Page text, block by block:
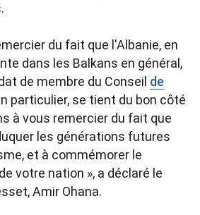
du fait que l'Albanie, en
dans les Balkans en général,
de membre du Conseil de
particulier, se tient du bon côté
à vous remercier du fait que
les générations futures
et à commémorer le
votre nation », a déclaré le
Amir Ohana.